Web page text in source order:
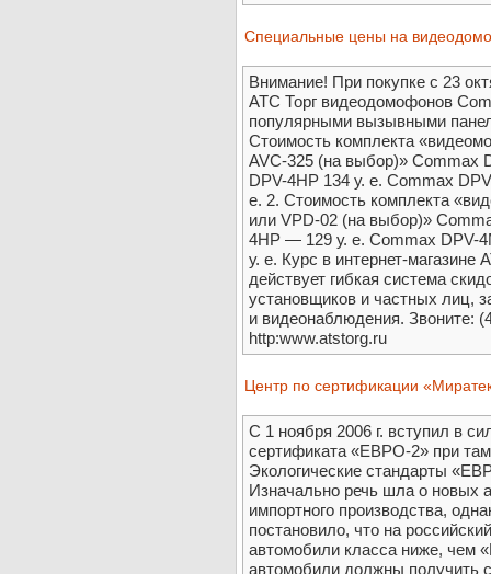
Специальные цены на
Внимание! При покупке с 23
АТС Торг видеодомофонов
популярными вызывными
Стоимость комплекта
AVC-325 (на выбор)» Commax
DPV-4HP 134 у. е. Commax
е. 2. Стоимость комплекта
или VPD-02 (на выбор)»
4HP — 129 у. е. Commax DPV-
у. е. Курс в интернет-магазине
действует гибкая система
установщиков и частных лиц,
и видеонаблюдения. Звоните:
http:www.atstorg.ru
Центр по сертификации
С 1 ноября 2006 г. вступил в
сертификата «ЕВРО-2» при
Экологические стандарты
Изначально речь шла о новых
импортного производства,
постановило, что на
автомобили класса ниже, чем
автомобили должны получить